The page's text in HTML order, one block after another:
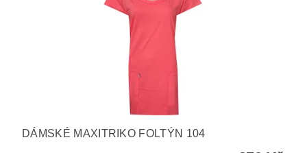
DÁMSKÉ MAXITRIKO FOLTÝN 104